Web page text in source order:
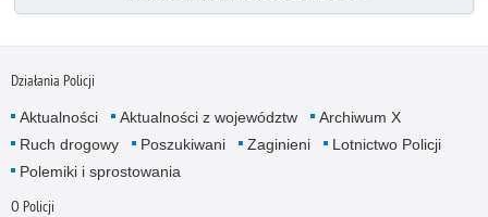
Działania Policji
Aktualności Aktualności z województw
Archiwum X
Ruch drogowy
Poszukiwani Zaginieni
Lotnictwo Policji
Polemiki i sprostowania
O Policji